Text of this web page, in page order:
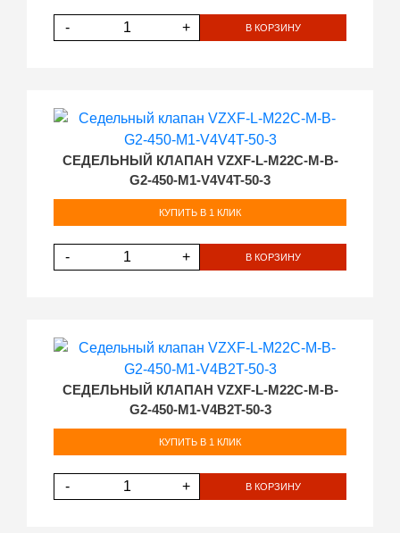
- + В КОРЗИНУ
СЕДЕЛЬНЫЙ КЛАПАН VZXF-L-M22C-M-B-
G2-450-M1-V4V4T-50-3
КУПИТЬ В 1 КЛИК
- + В КОРЗИНУ
СЕДЕЛЬНЫЙ КЛАПАН VZXF-L-M22C-M-B-
G2-450-M1-V4B2T-50-3
КУПИТЬ В 1 КЛИК
- + В КОРЗИНУ